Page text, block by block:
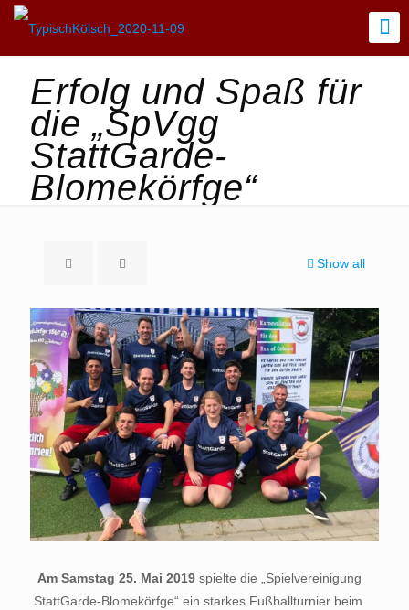
Erfolg und Spaß für
die „SpVgg
StattGarde-
Blomekörfge“
Show all
Am Samstag 25. Mai 2019spielte die „Spielvereinigung
StattGarde-Blomekörfge“ ein starkes Fußballturnier beim